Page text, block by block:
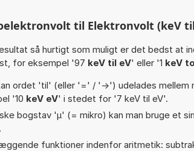
til Elektronvolt (keV
så hurtigt som muligt er det bedst at
for eksempel '97 keV til eV' eller '1 keV
ordet 'til' (eller '=' / '->') udelades mellem
'10 keV eV' i stedet for '7 keV til eV'.
bogstav 'µ' (= mikro) kan man bruge et
funktioner indenfor aritmetik: